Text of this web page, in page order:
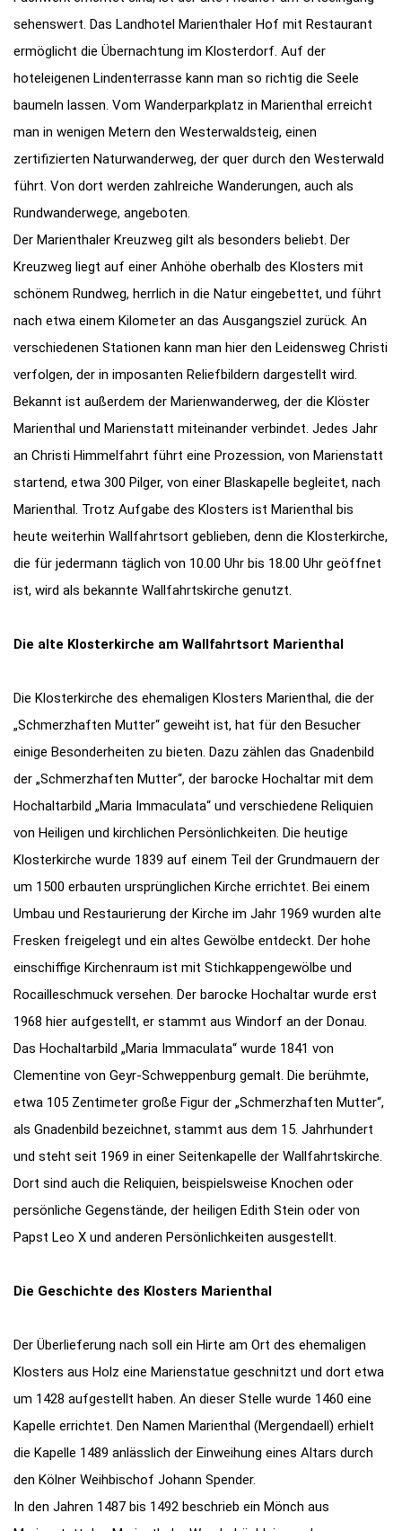
sehenswert. Das Landhotel Marienthaler Hof mit Restaurant
ermöglicht die Übernachtung im Klosterdorf. Auf der
hoteleigenen Lindenterrasse kann man so richtig die Seele
baumeln lassen. Vom Wanderparkplatz in Marienthal erreicht
man in wenigen Metern den Westerwaldsteig, einen
zertifizierten Naturwanderweg, der quer durch den Westerwald
führt. Von dort werden zahlreiche Wanderungen, auch als
Rundwanderwege, angeboten.
Der Marienthaler Kreuzweg gilt als besonders beliebt. Der
Kreuzweg liegt auf einer Anhöhe oberhalb des Klosters mit
schönem Rundweg, herrlich in die Natur eingebettet, und führt
nach etwa einem Kilometer an das Ausgangsziel zurück. An
verschiedenen Stationen kann man hier den Leidensweg Christi
verfolgen, der in imposanten Reliefbildern dargestellt wird.
Bekannt ist außerdem der Marienwanderweg, der die Klöster
Marienthal und Marienstatt miteinander verbindet. Jedes Jahr
an Christi Himmelfahrt führt eine Prozession, von Marienstatt
startend, etwa 300 Pilger, von einer Blaskapelle begleitet, nach
Marienthal. Trotz Aufgabe des Klosters ist Marienthal bis
heute weiterhin Wallfahrtsort geblieben, denn die Klosterkirche,
die für jedermann täglich von 10.00 Uhr bis 18.00 Uhr geöffnet
ist, wird als bekannte Wallfahrtskirche genutzt.
Die alte Klosterkirche am Wallfahrtsort Marienthal
Die Klosterkirche des ehemaligen Klosters Marienthal, die der
„Schmerzhaften Mutter“ geweiht ist, hat für den Besucher
einige Besonderheiten zu bieten. Dazu zählen das Gnadenbild
der „Schmerzhaften Mutter“, der barocke Hochaltar mit dem
Hochaltarbild „Maria Immaculata“ und verschiedene Reliquien
von Heiligen und kirchlichen Persönlichkeiten. Die heutige
Klosterkirche wurde 1839 auf einem Teil der Grundmauern der
um 1500 erbauten ursprünglichen Kirche errichtet. Bei einem
Umbau und Restaurierung der Kirche im Jahr 1969 wurden alte
Fresken freigelegt und ein altes Gewölbe entdeckt. Der hohe
einschiffige Kirchenraum ist mit Stichkappengewölbe und
Rocailleschmuck versehen. Der barocke Hochaltar wurde erst
1968 hier aufgestellt, er stammt aus Windorf an der Donau.
Das Hochaltarbild „Maria Immaculata“ wurde 1841 von
Clementine von Geyr-Schweppenburg gemalt. Die berühmte,
etwa 105 Zentimeter große Figur der „Schmerzhaften Mutter“,
als Gnadenbild bezeichnet, stammt aus dem 15. Jahrhundert
und steht seit 1969 in einer Seitenkapelle der Wallfahrtskirche.
Dort sind auch die Reliquien, beispielsweise Knochen oder
persönliche Gegenstände, der heiligen Edith Stein oder von
Papst Leo X und anderen Persönlichkeiten ausgestellt.
Die Geschichte des Klosters Marienthal
Der Überlieferung nach soll ein Hirte am Ort des ehemaligen
Klosters aus Holz eine Marienstatue geschnitzt und dort etwa
um 1428 aufgestellt haben. An dieser Stelle wurde 1460 eine
Kapelle errichtet. Den Namen Marienthal (Mergendaell) erhielt
die Kapelle 1489 anlässlich der Einweihung eines Altars durch
den Kölner Weihbischof Johann Spender.
In den Jahren 1487 bis 1492 beschrieb ein Mönch aus